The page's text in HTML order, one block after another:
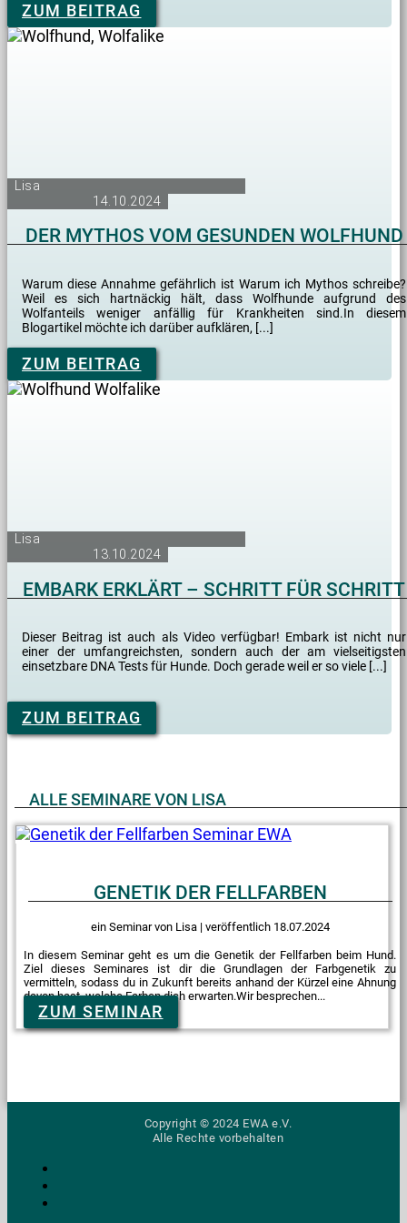
ZUM BEITRAG
Lisa
14.10.2024
DER MYTHOS VOM GESUNDEN WOLFHUND
Warum diese Annahme gefährlich ist Warum ich Mythos schreibe?
Weil es sich hartnäckig hält, dass Wolfhunde aufgrund des
Wolfanteils weniger anfällig für Krankheiten sind.In diesem
Blogartikel möchte ich darüber aufklären, [...]
ZUM BEITRAG
Lisa
13.10.2024
EMBARK ERKLÄRT – SCHRITT FÜR SCHRITT
Dieser Beitrag ist auch als Video verfügbar! Embark ist nicht nur
einer der umfangreichsten, sondern auch der am vielseitigsten
einsetzbare DNA Tests für Hunde. Doch gerade weil er so viele [...]
ZUM BEITRAG
ALLE SEMINARE VON LISA
GENETIK DER FELLFARBEN
ein Seminar von Lisa | veröffentlich 18.07.2024
In diesem Seminar geht es um die Genetik der Fellfarben beim Hund.
Ziel dieses Seminares ist dir die Grundlagen der Farbgenetik zu
vermitteln, sodass du in Zukunft bereits anhand der Kürzel eine Ahnung
davon hast, welche Farben dich erwarten.Wir besprechen...
ZUM SEMINAR
Copyright © 2024 EWA e.V.
Alle Rechte vorbehalten